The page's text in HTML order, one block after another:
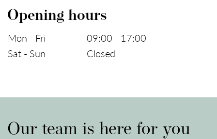
Opening hours
Mon - Fri
09:00 - 17:00
Sat - Sun
Closed
Our team is here for you